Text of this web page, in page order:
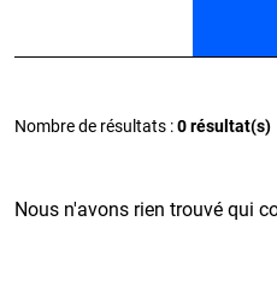
Nombre de résultats :0 résultat(s)
Nous n'avons rien trouvé qui